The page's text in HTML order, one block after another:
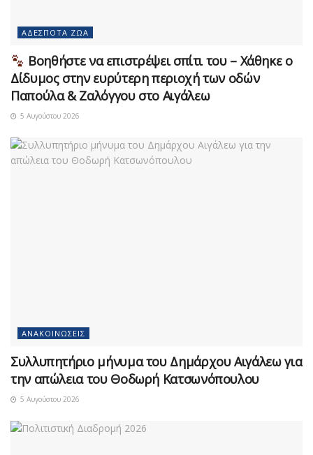
ΑΔΈΣΠΟΤΑ ΖΏΑ
Βοηθήστε να επιστρέψει σπίτι του – Χάθηκε ο
Δίδυμος στην ευρύτερη περιοχή των οδών
Παπούλα & Ζαλόγγου στο Αιγάλεω
5 Αυγούστου 2026
ΑΝΑΚΟΙΝΏΣΕΙΣ
Συλλυπητήριο μήνυμα του Δημάρχου Αιγάλεω για
την απώλεια του Θοδωρή Κατσωνόπουλου
5 Αυγούστου 2026